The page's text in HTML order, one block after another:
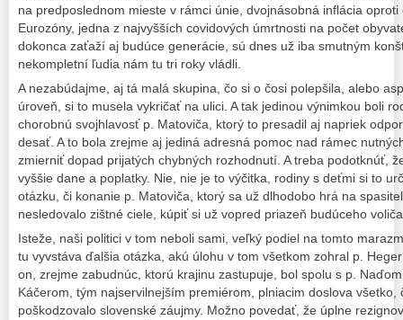
na predposlednom mieste v rámci únie, dvojnásobná inflácia
Eurozóny, jedna z najvyšších covidových úmrtnosti na počet
dokonca zaťaží aj budúce generácie, sú dnes už iba smutným
nekompletní ľudia nám tu tri roky vládli.
A nezabúdajme, aj tá malá skupina, čo si o čosi polepšila, alebo
úroveň, si to musela vykričať na ulici. A tak jedinou výnimkou boli
chorobnú svojhlavosť p. Matoviča, ktorý to presadil aj napriek
desať. A to bola zrejme aj jediná adresná pomoc nad rámec
zmierniť dopad prijatých chybných rozhodnutí. A treba podotknúť,
vyššie dane a poplatky. Nie, nie je to výčitka, rodiny s deťmi si to
otázku, či konanie p. Matoviča, ktorý sa už dlhodobo hrá na
nesledovalo zištné ciele, kúpiť si už vopred priazeň budúceho
Isteže, naši politici v tom neboli sami, veľký podiel na tomto
tu vyvstáva ďalšia otázka, akú úlohu v tom všetkom zohral p.
on, zrejme zabudnúc, ktorú krajinu zastupuje, bol spolu s p.
Káčerom, tým najservilnejším premiérom, plniacim doslova všetko,
poškodzovalo slovenské záujmy. Možno povedať, že úplne